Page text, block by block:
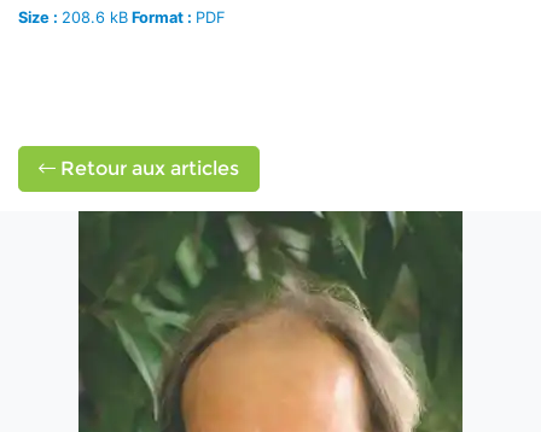
Size : 208.6 kB Format : PDF
Retour aux articles